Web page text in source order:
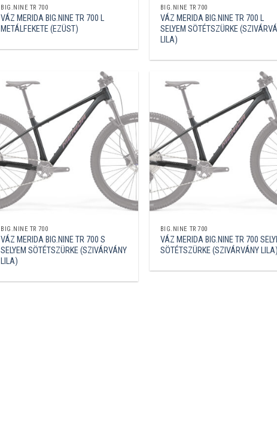
BIG.NINE TR 700
VÁZ MERIDA BIG.NINE TR 700 L
METÁLFEKETE (EZÜST)
BIG.NINE TR 700
VÁZ MERIDA BIG.NINE TR 700 L
SELYEM SÖTÉTSZÜRKE
LILA)
BIG.NINE TR 700
VÁZ MERIDA BIG.NINE TR 700 S
SELYEM SÖTÉTSZÜRKE (SZIVÁRVÁNY
LILA)
BIG.NINE TR 700
VÁZ MERIDA BIG.NINE TR 700
SÖTÉTSZÜRKE (SZIVÁRVÁNY LILA)